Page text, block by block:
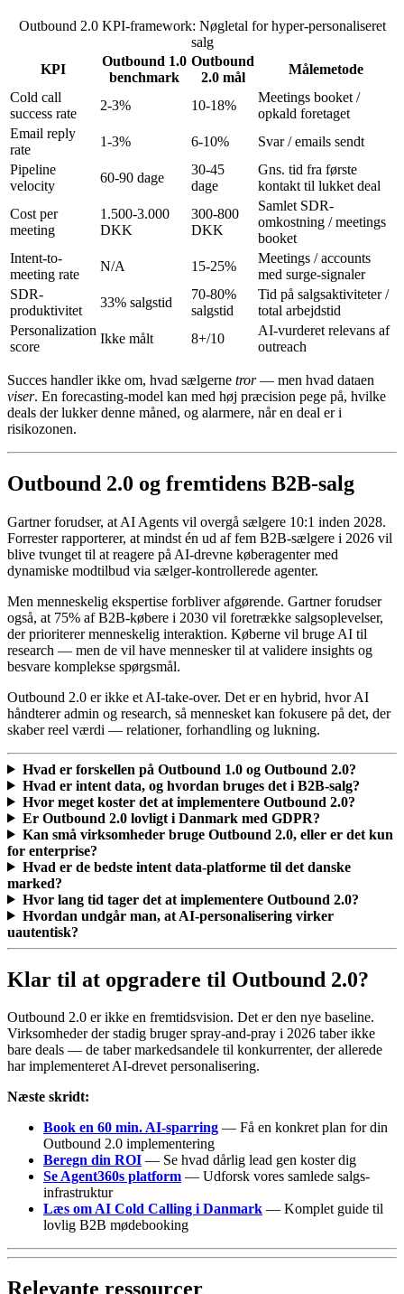
Outbound 2.0 KPI-framework: Nøgletal for hyper-personaliseret
salg
KPI
Outbound 1.0
benchmark
Outbound
2.0 mål
Målemetode
Cold call
success rate
2-3% 10-18%
Meetings booket /
opkald foretaget
Email reply
rate
1-3% 6-10%
Svar / emails sendt
Pipeline
velocity
60-90 dage
30-45
dage
Gns. tid fra første
kontakt til lukket deal
Cost per
meeting
1.500-3.000
DKK
300-800
DKK
Samlet SDR-
omkostning / meetings
booket
Intent-to-
meeting rate
N/A 15-25%
Meetings / accounts
med surge-signaler
SDR-
produktivitet
33% salgstid
70-80%
salgstid
Tid på salgsaktiviteter /
total arbejdstid
Personalization
score
Ikke målt 8+/10
AI-vurderet relevans af
outreach
Succes handler ikke om, hvad sælgerne tror— men hvad dataen
viser. En forecasting-model kan med høj præcision pege på, hvilke
deals der lukker denne måned, og alarmere, når en deal er i
risikozonen.
Outbound 2.0 og fremtidens B2B-salg
Gartner forudser, at AI Agents vil overgå sælgere 10:1 inden 2028.
Forrester rapporterer, at mindst én ud af fem B2B-sælgere i 2026 vil
blive tvunget til at reagere på AI-drevne køberagenter med
dynamiske modtilbud via sælger-kontrollerede agenter.
Men menneskelig ekspertise forbliver afgørende. Gartner forudser
også, at 75% af B2B-købere i 2030 vil foretrække salgsoplevelser,
der prioriterer menneskelig interaktion. Køberne vil bruge AI til
research — men de vil have mennesker til at validere insights og
besvare komplekse spørgsmål.
Outbound 2.0 er ikke et AI-take-over. Det er en hybrid, hvor AI
håndterer admin og research, så mennesket kan fokusere på det, der
skaber reel værdi — relationer, forhandling og lukning.
Hvad er forskellen på Outbound 1.0 og Outbound 2.0?
Hvad er intent data, og hvordan bruges det i B2B-salg?
Hvor meget koster det at implementere Outbound 2.0?
Er Outbound 2.0 lovligt i Danmark med GDPR?
Kan små virksomheder bruge Outbound 2.0, eller er det kun
for enterprise?
Hvad er de bedste intent data-platforme til det danske
marked?
Hvor lang tid tager det at implementere Outbound 2.0?
Hvordan undgår man, at AI-personalisering virker
uautentisk?
Klar til at opgradere til Outbound 2.0?
Outbound 2.0 er ikke en fremtidsvision. Det er den nye baseline.
Virksomheder der stadig bruger spray-and-pray i 2026 taber ikke
bare deals — de taber markedsandele til konkurrenter, der allerede
har implementeret AI-drevet personalisering.
Næste skridt:
Book en 60 min. AI-sparring — Få en konkret plan for din
Outbound 2.0 implementering
Beregn din ROI — Se hvad dårlig lead gen koster dig
Se Agent360s platform — Udforsk vores samlede salgs-
infrastruktur
Læs om AI Cold Calling i Danmark — Komplet guide til
lovlig B2B mødebooking
Relevante ressourcer